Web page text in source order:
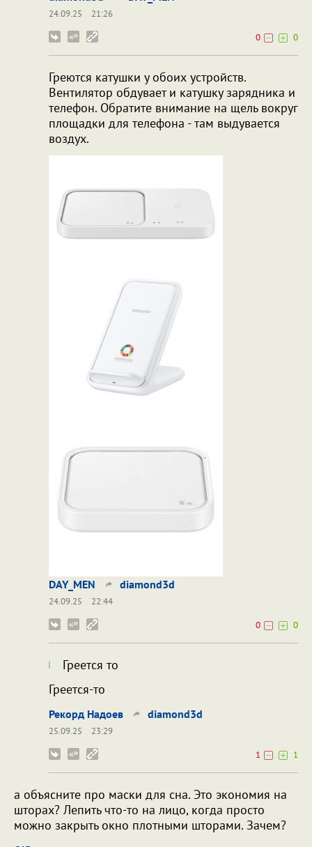
24.09.25
21:26
0
0
Греются катушки у обоих устройств.
Вентилятор обдувает и катушку зарядника и
телефон. Обратите внимание на щель вокруг
площадки для телефона - там выдувается
воздух.
DAY_MEN diamond3d
24.09.25
22:44
0
0
Греется то
Греется-то
Рекорд Надоев diamond3d
25.09.25
23:29
1
1
а объясните про маски для сна. Это экономия на
шторах? Лепить что-то на лицо, когда просто
можно закрыть окно плотными шторами. Зачем?